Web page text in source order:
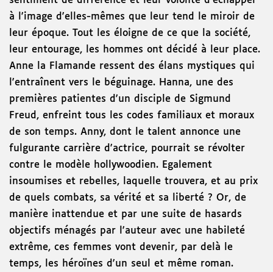
à l'image d'elles-mêmes que leur tend le miroir de
leur époque. Tout les éloigne de ce que la société,
leur entourage, les hommes ont décidé à leur place.
Anne la Flamande ressent des élans mystiques qui
l'entraînent vers le béguinage. Hanna, une des
premières patientes d'un disciple de Sigmund
Freud, enfreint tous les codes familiaux et moraux
de son temps. Anny, dont le talent annonce une
fulgurante carrière d'actrice, pourrait se révolter
contre le modèle hollywoodien. Egalement
insoumises et rebelles, laquelle trouvera, et au prix
de quels combats, sa vérité et sa liberté ? Or, de
manière inattendue et par une suite de hasards
objectifs ménagés par l'auteur avec une habileté
extrême, ces femmes vont devenir, par delà le
temps, les héroïnes d'un seul et même roman.